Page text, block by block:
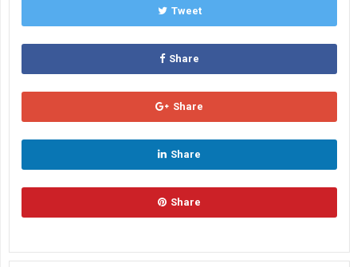
Tweet
Share
Share
Share
Share